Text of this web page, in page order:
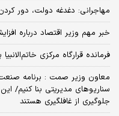
مهاجرانی: دغدغه دولت، دور
خبر مهم وزیر اقتصاد درباره
فرمانده قرارگاه مرکزی
معاون وزیر صمت : برنامه
سناریوهای مدیریتی بنا کنیم/
جلوگیری از غافلگیری هستند